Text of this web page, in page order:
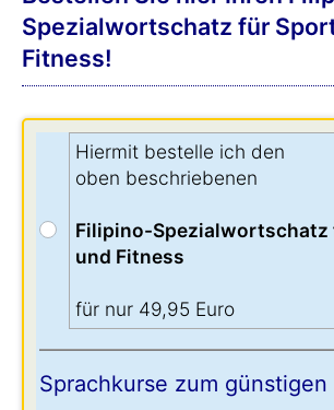
Spezialwortschatz für
Fitness!
Hiermit bestelle ich den
oben beschriebenen
Filipino-Spezialwortschatz
und Fitness
für nur 49,95 Euro
Sprachkurse zum günstigen